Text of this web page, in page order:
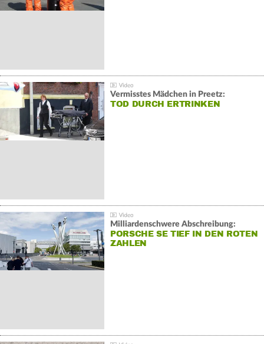
Vermisstes Mädchen in Preetz:
TOD DURCH ERTRINKEN
Milliardenschwere Abschreibung:
PORSCHE SE TIEF IN DEN ROTEN
ZAHLEN